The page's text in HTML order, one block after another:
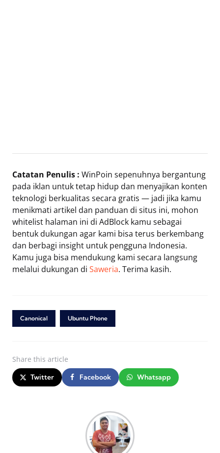
Catatan Penulis : WinPoin sepenuhnya bergantung
pada iklan untuk tetap hidup dan menyajikan konten
teknologi berkualitas secara gratis — jadi jika kamu
menikmati artikel dan panduan di situs ini, mohon
whitelist halaman ini di AdBlock kamu sebagai
bentuk dukungan agar kami bisa terus berkembang
dan berbagi insight untuk pengguna Indonesia.
Kamu juga bisa mendukung kami secara langsung
melalui dukungan di Saweria. Terima kasih.
Canonical Ubuntu Phone
Share this article
Twitter Facebook Whatsapp